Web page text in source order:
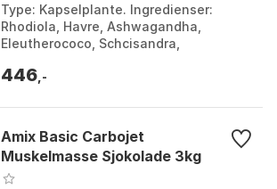
Type: Kapselplante. Ingredienser:
Rhodiola, Havre, Ashwagandha,
Eleutherococo, Schcisandra,
Theanine, Astragalus, GABA.
446 ,-
Amix Basic Carbojet
Muskelmasse Sjokolade 3kg